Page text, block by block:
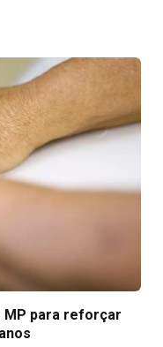
MP para reforçar